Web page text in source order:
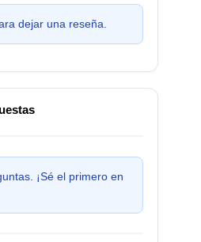
dejar una reseña.
¡Sé el primero en